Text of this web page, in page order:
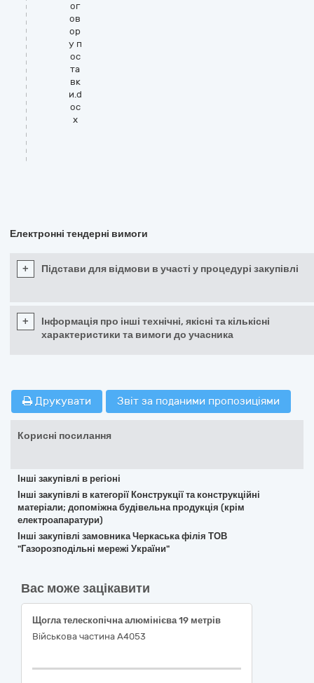
ог
ов
ор
у п
ос
та
вк
и.d
oc
x
Електронні тендерні вимоги
+ Підстави для відмови в участі у процедурі закупівлі
+
Інформація про інші технічні, якісні та кількісні
характеристики та вимоги до учасника
Друкувати Звіт за поданими пропозиціями
Корисні посилання
Інші закупівлі в регіоні
Інші закупівлі в категорії Конструкції та конструкційні
матеріали; допоміжна будівельна продукція (крім
електроапаратури)
Інші закупівлі замовника Черкаська філія ТОВ
"Газорозподільні мережі України"
Вас може зацікавити
Щогла телескопічна алюмінієва 19 метрів
Військова частина А4053